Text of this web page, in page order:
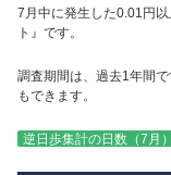
7月中に発生した0.01円
ト』です。
調査期間は、過去1年間
もできます。
逆日歩集計の日数（7月